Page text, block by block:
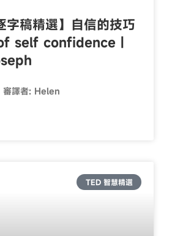
字稿精選】自信的技巧
self confidence |
譯者: Helen
TED 智慧精選